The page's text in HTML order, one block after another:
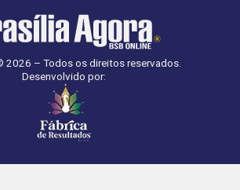
2026 – Todos os direitos reservados.
Desenvolvido por: